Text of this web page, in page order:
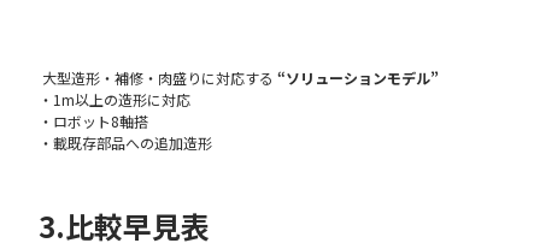
大型造形・補修・肉盛りに対応する“ソリューションモデル”
・1m以上の造形に対応
・ロボット8軸搭
・載既存部品への追加造形
3.比較早見表